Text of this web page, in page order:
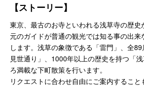
【ストーリー】
東京、最古のお寺といわれる浅草寺の歴
元のガイドが普通の観光では知る事の出
します。浅草の象徴である「雷門」、全
見世通り」、1000年以上の歴史を持つ「
ろ満載な下町散策を行います。
リクエストに合わせ自由にご案内すること